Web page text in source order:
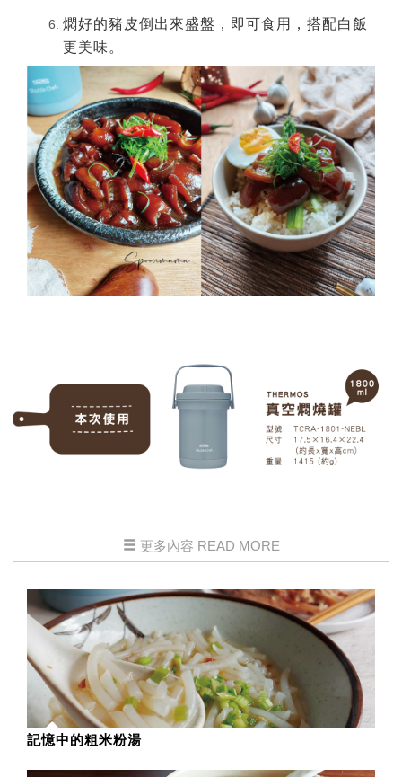
燜好的豬皮倒出來盛盤，即可食用，搭配白飯
更美味。
更多內容 READ MORE
記憶中的粗米粉湯